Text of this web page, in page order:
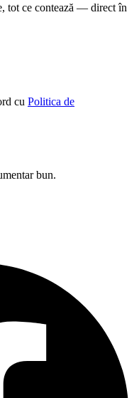
tot ce contează — direct în
cu Politica de
bun.